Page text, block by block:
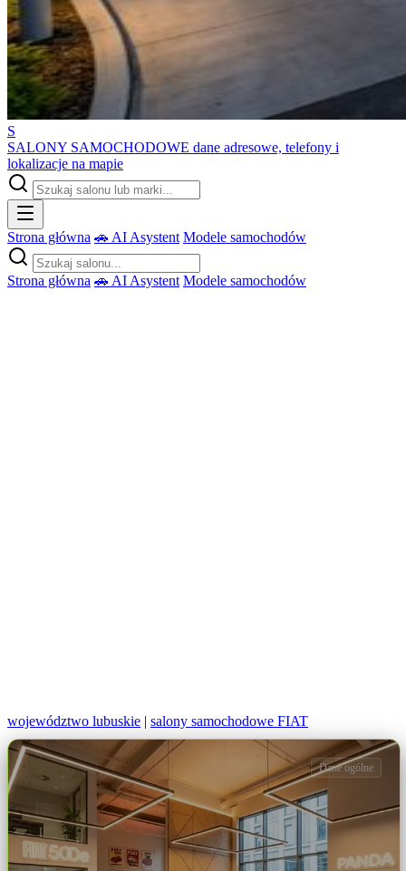
S
SALONY SAMOCHODOWE dane adresowe, telefony i
lokalizacje na mapie
Strona główna 🚗 AI Asystent Modele samochodów
Strona główna 🚗 AI Asystent Modele samochodów
województwo lubuskie | salony samochodowe FIAT
Dane ogólne